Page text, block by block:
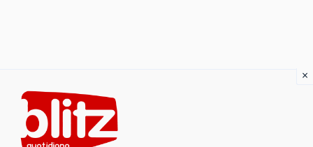
content
×